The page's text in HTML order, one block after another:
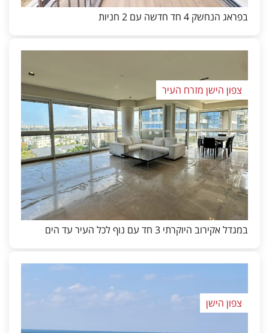
בפראג הנחשק 4 חד חדשה עם 2 חניות
צפון הישן מזרח העיר
במגדל אקירוב היוקרתי 3 חד עם נוף לכל העיר עד הים
צפון הישן